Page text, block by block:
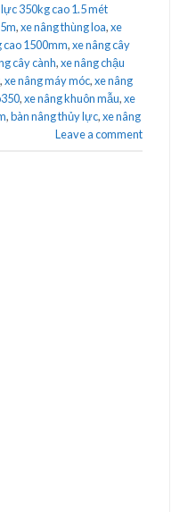
350kg cao 1.5 mét
,xe nâng thùng loa,xe
cao 1500mm,xe nâng cây
cây cành,xe nâng chậu
,xe nâng máy móc,xe nâng
,xe nâng khuôn mẫu,xe
,bàn nâng thủy lực,xe nâng
Leave a comment